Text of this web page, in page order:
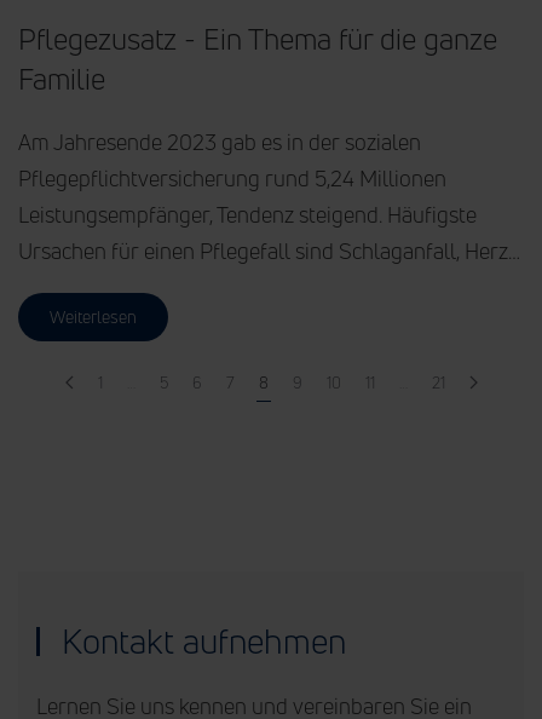
Pflegezusatz - Ein Thema für die ganze
Familie
Am Jahresende 2023 gab es in der sozialen
Pflegepflichtversicherung rund 5,24 Millionen
Leistungsempfänger, Tendenz steigend. Häufigste
Ursachen für einen Pflegefall sind Schlaganfall, Herz…
Weiterlesen
1 5 6 7 8 9 10 11 21
Kontakt aufnehmen
Lernen Sie uns kennen und vereinbaren Sie ein